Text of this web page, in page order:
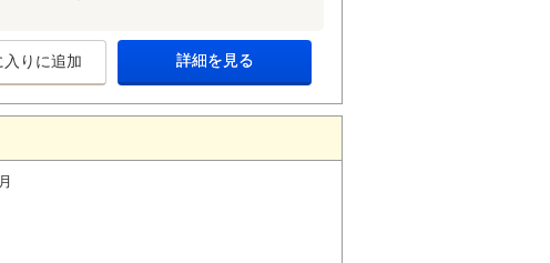
入りに追加 詳細を見る